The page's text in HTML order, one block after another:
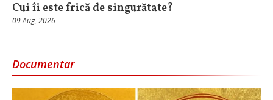
Cui îi este frică de singurătate?
09 Aug, 2026
Documentar